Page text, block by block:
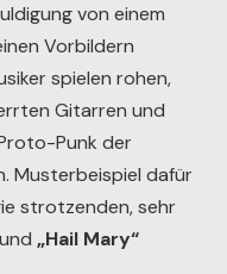
von einem
Vorbildern
spielen rohen,
Gitarren und
Punk der
Musterbeispiel dafür
strotzenden, sehr
und „Hail Mary“